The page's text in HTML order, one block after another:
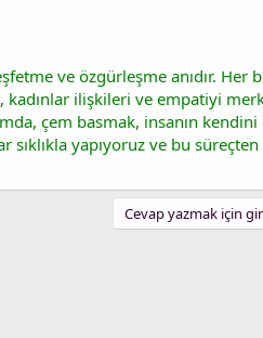
ve özgürleşme anıdır. Her
kadınlar ilişkileri ve empatiyi
çem basmak, insanın kendini
yapıyoruz ve bu
Cevap yazmak için